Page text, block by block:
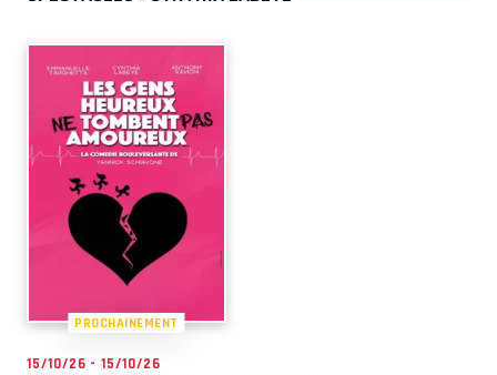
PROCHAINEMENT
15/10/26 - 15/10/26